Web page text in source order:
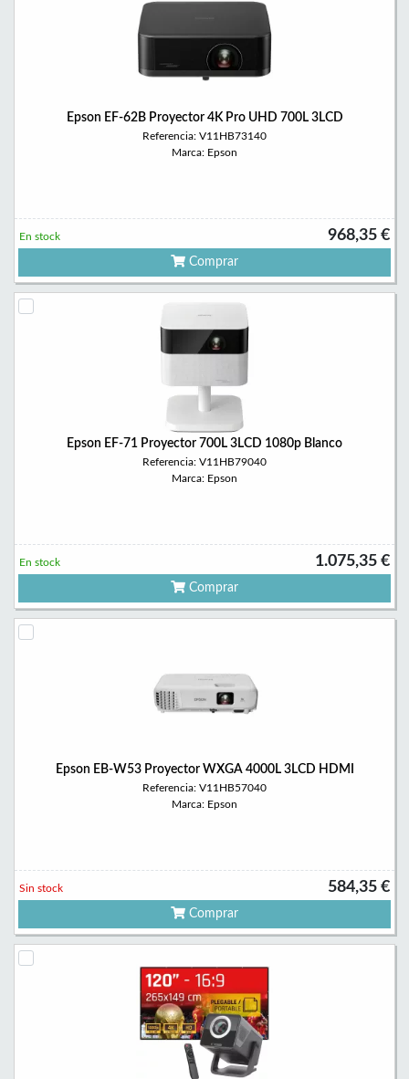
Epson EF-62B Proyector 4K Pro UHD 700L 3LCD
Referencia: V11HB73140
Marca: Epson
968,35 €
En stock
Comprar
Epson EF-71 Proyector 700L 3LCD 1080p Blanco
Referencia: V11HB79040
Marca: Epson
1.075,35 €
En stock
Comprar
Epson EB-W53 Proyector WXGA 4000L 3LCD HDMI
Referencia: V11HB57040
Marca: Epson
584,35 €
Sin stock
Comprar